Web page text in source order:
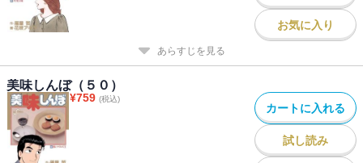
お気に入り
あらすじを見る
美味しんぼ（５０）
¥759 (税込)
カートに入れる
試し読み